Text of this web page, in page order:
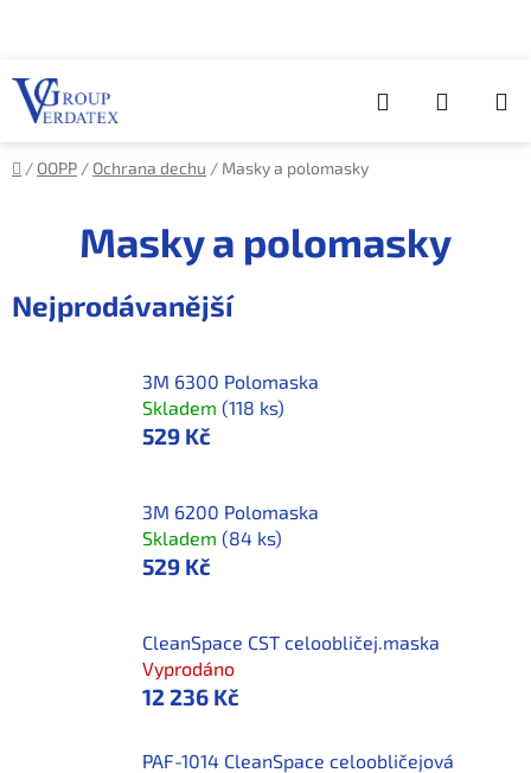
Hledat
KOŠÍK
Domů
/ OOPP / Ochrana dechu / Masky a polomasky
Masky a polomasky
Nejprodávanější
3M 6300 Polomaska
Skladem (118 ks)
529 Kč
3M 6200 Polomaska
Skladem (84 ks)
529 Kč
CleanSpace CST celoobličej.maska
Vyprodáno
12 236 Kč
PAF-1014 CleanSpace celoobličejová